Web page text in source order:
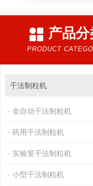
产品分
PRODUCT
干法制粒机
全自动干法制粒机
药用干法制粒机
实验室干法制粒机
小型干法制粒机